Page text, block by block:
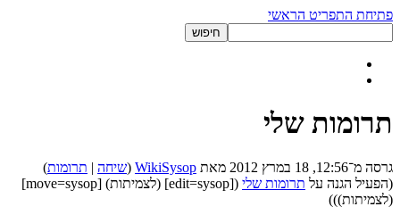
פתיחת התפריט הראשי
תרומות שלי
גרסה מ־12:56, 18 במרץ 2012 מאת WikiSysop
(שיחה | תרומות)
(הפעיל הגנה על תרומות שלי
([edit=sysop] (לצמיתות) [move=sysop]
(לצמיתות)))